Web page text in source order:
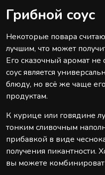
Грибной соус
Некоторые повара
лучшим, что может
Его сказочный аромат не
соус является
блюду, но всё же чаще
продуктам.
К курице или говядине
тонким сливочным
прибавкой в виде
получения пикантности.
вы можете